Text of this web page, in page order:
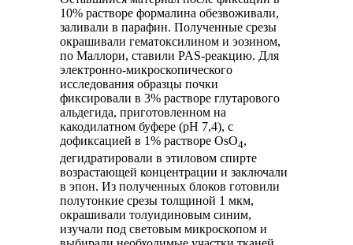
10% растворе формалина обезвоживали,
заливали в парафин. Полученные срезы
окрашивали гематоксилином и эозином,
по Маллори, ставили PAS-реакцию. Для
электронно-микроскопического
исследования образцы почки
фиксировали в 3% растворе глутарового
альдегида, приготовленном на
какодилатном буфере (pH 7,4), с
дофиксацией в 1% растворе ОsO4,
дегидратировали в этиловом спирте
возрастающей концентрации и заключали
в эпон. Из полученных блоков готовили
полутонкие срезы толщиной 1 мкм,
окрашивали толуидиновым синим,
изучали под световым микроскопом и